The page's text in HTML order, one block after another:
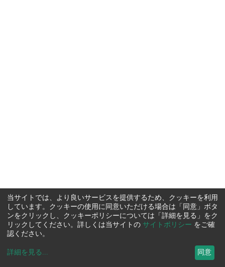
当サイトでは、より良いサービスを提供するため、クッキーを利用
しています。クッキーの使用に同意いただける場合は「同意」ボタ
ンをクリックし、クッキーポリシーについては「詳細を見る」をク
リックしてください。詳しくは当サイトの サイトポリシー をご確
認ください。
詳細を見る ... 同意